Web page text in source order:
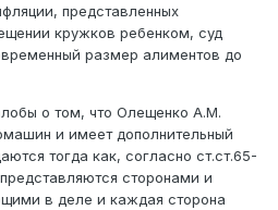
представленных
кружков ребенком, суд
размер алиментов до
о том, что Олещенко А.М.
и имеет дополнительный
тогда как, согласно ст.ст.65-
сторонами и
в деле и каждая сторона